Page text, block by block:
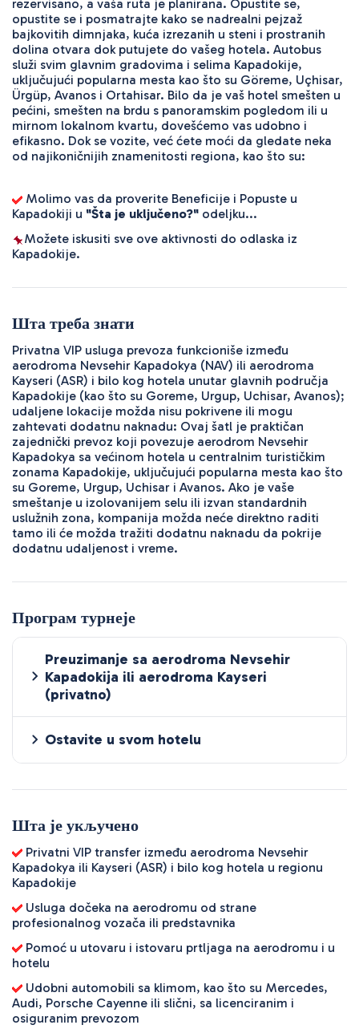
rezervisano, a vaša ruta je planirana. Opustite se,
opustite se i posmatrajte kako se nadrealni pejzaž
bajkovitih dimnjaka, kuća izrezanih u steni i prostranih
dolina otvara dok putujete do vašeg hotela. Autobus
služi svim glavnim gradovima i selima Kapadokije,
uključujući popularna mesta kao što su Göreme, Uçhisar,
Ürgüp, Avanos i Ortahisar. Bilo da je vaš hotel smešten u
pećini, smešten na brdu s panoramskim pogledom ili u
mirnom lokalnom kvartu, dovešćemo vas udobno i
efikasno. Dok se vozite, već ćete moći da gledate neka
od najikoničnijih znamenitosti regiona, kao što su:
Molimo vas da proverite Beneficije i Popuste u
Kapadokiji u "Šta je uključeno?" odeljku...
Možete iskusiti sve ove aktivnosti do odlaska iz
Kapadokije.
Шта треба знати
Privatna VIP usluga prevoza funkcioniše između
aerodroma Nevsehir Kapadokya (NAV) ili aerodroma
Kayseri (ASR) i bilo kog hotela unutar glavnih područja
Kapadokije (kao što su Goreme, Urgup, Uchisar, Avanos);
udaljene lokacije možda nisu pokrivene ili mogu
zahtevati dodatnu naknadu: Ovaj šatl je praktičan
zajednički prevoz koji povezuje aerodrom Nevsehir
Kapadokya sa većinom hotela u centralnim turističkim
zonama Kapadokije, uključujući popularna mesta kao što
su Goreme, Urgup, Uchisar i Avanos. Ako je vaše
smeštanje u izolovanijem selu ili izvan standardnih
uslužnih zona, kompanija možda neće direktno raditi
tamo ili će možda tražiti dodatnu naknadu da pokrije
dodatnu udaljenost i vreme.
Програм турнеје
Preuzimanje sa aerodroma Nevsehir
Kapadokija ili aerodroma Kayseri
(privatno)
Ostavite u svom hotelu
Шта је укључено
Privatni VIP transfer između aerodroma Nevsehir
Kapadokya ili Kayseri (ASR) i bilo kog hotela u regionu
Kapadokije
Usluga dočeka na aerodromu od strane
profesionalnog vozača ili predstavnika
Pomoć u utovaru i istovaru prtljaga na aerodromu i u
hotelu
Udobni automobili sa klimom, kao što su Mercedes,
Audi, Porsche Cayenne ili slični, sa licenciranim i
osiguranim prevozom